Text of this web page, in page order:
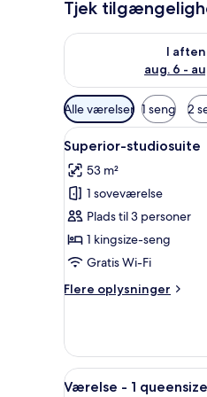
Tjek
I aften
aug. 6 -
Tjek tilgængelighed
Tilgængelige
filtre
for
værelser
Alle værelser 1 seng 2
Indlæs
alle
billeder
af
Superior-
studiosuite
8
Superior-studiosuite
53 m²
1 soveværelse
Plads til 3 personer
1 kingsize-seng
Gratis Wi-Fi
Flere oplysninger
Flere
studiosuite
Indlæs
7
Værelse - 1